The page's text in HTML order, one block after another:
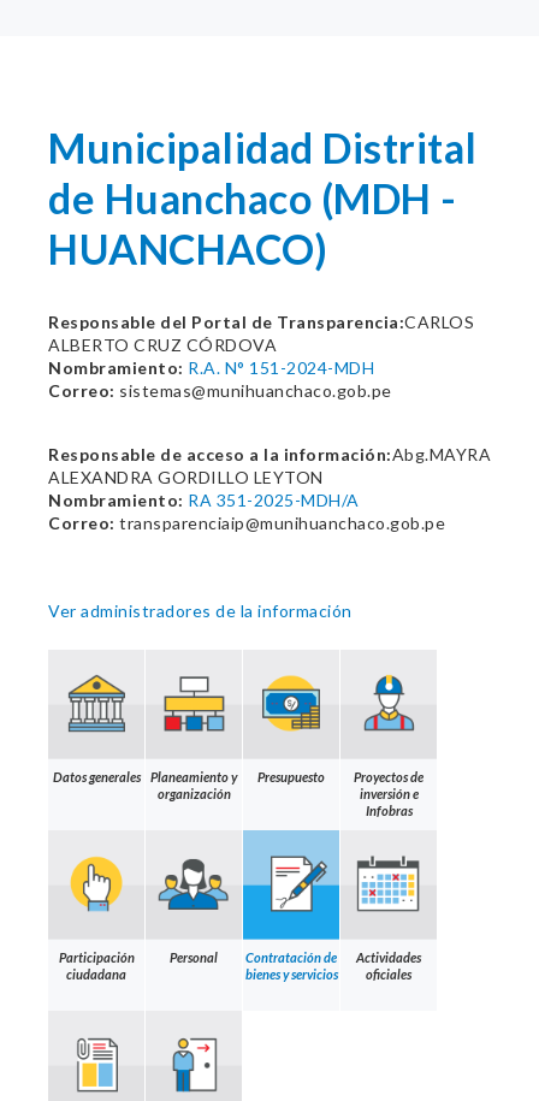
Municipalidad Distrital
de Huanchaco (MDH -
HUANCHACO)
Responsable del Portal de Transparencia:CARLOS
ALBERTO CRUZ CÓRDOVA
Nombramiento: R.A. N° 151-2024-MDH
Correo: sistemas@munihuanchaco.gob.pe
Responsable de acceso a la información:Abg.MAYRA
ALEXANDRA GORDILLO LEYTON
Nombramiento: RA 351-2025-MDH/A
Correo: transparenciaip@munihuanchaco.gob.pe
Ver administradores de la información
Datos generales
Planeamiento y
organización
Presupuesto
Proyectos de
inversión e
Infobras
Participación
ciudadana
Personal
Contratación de
bienes y servicios
Actividades
oficiales